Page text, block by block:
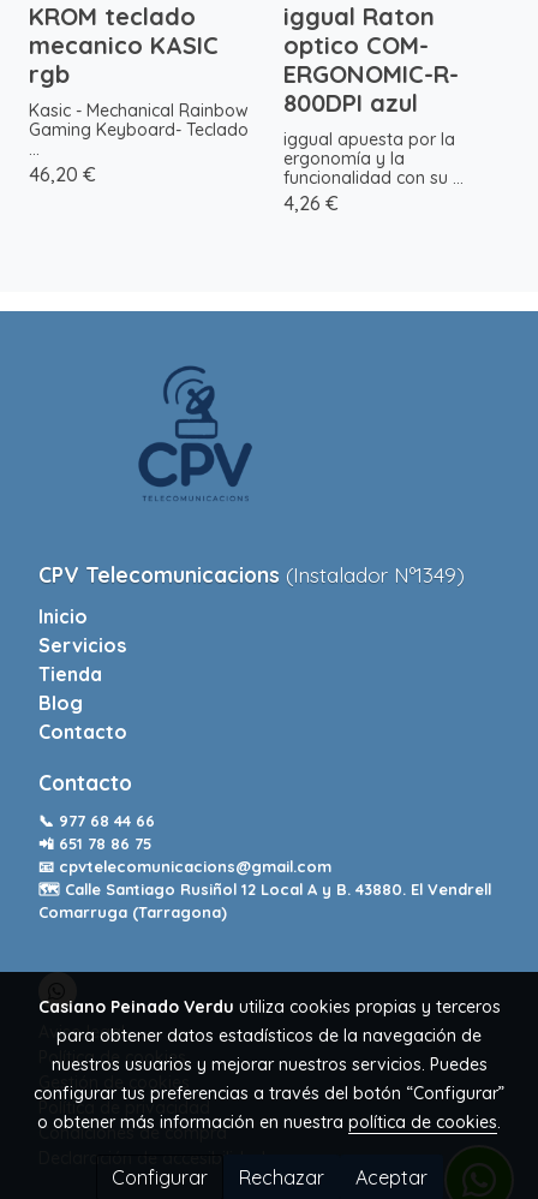
KROM teclado
mecanico KASIC
rgb
Kasic - Mechanical Rainbow
Gaming Keyboard- Teclado
...
46,20 €
iggual Raton
optico COM-
ERGONOMIC-R-
800DPI azul
iggual apuesta por la
ergonomía y la
funcionalidad con su ...
4,26 €
CPV Telecomunicacions (Instalador Nº1349)
Inicio
Servicios
Tienda
Blog
Contacto
Contacto
📞 977 68 44 66
📲 651 78 86 75
📧 cpvtelecomunicacions@gmail.com
🗺️ Calle Santiago Rusiñol 12 Local A y B. 43880. El Vendrell
Comarruga (Tarragona)
Aviso legal
Política de cookies
Gestión de cookies
Política de privacidad
Condiciones de compra
Casiano Peinado Verdu utiliza cookies propias y terceros
para obtener datos estadísticos de la navegación de
nuestros usuarios y mejorar nuestros servicios. Puedes
configurar tus preferencias a través del botón “Configurar”
o obtener más información en nuestra política de cookies.
Configurar Rechazar Aceptar